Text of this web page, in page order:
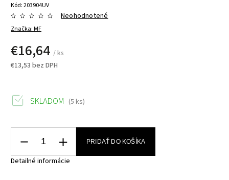
Kód:203904UV
Značka:MF
Neohodnotené
€16,64 / ks
€13,53 bez DPH
SKLADOM (5 ks)
PRIDAŤ DO KOŠÍKA
Detailné informácie